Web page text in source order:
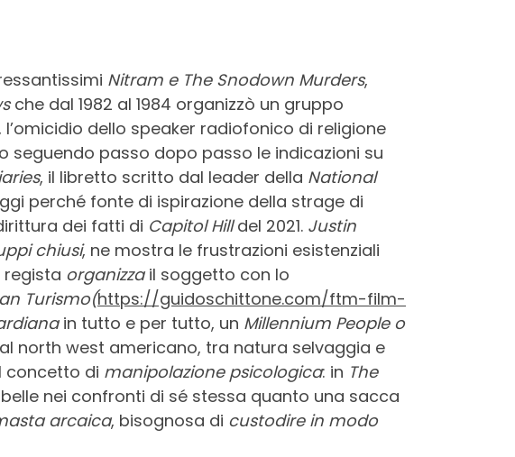
Nitram e The Snodown Murders,
che dal 1982 al 1984 organizzò un gruppo
dello speaker radiofonico di religione
seguendo passo dopo passo le indicazioni su
, il libretto scritto dal leader della National
perché fonte di ispirazione della strage di
dei fatti di Capitol Hilldel 2021. Justin
chiusi, ne mostra le frustrazioni esistenziali
regista organizzail soggetto con lo
Turismo(https://guidoschittone.com/ftm-film-
in tutto e per tutto, un Millennium People o
north west americano, tra natura selvaggia e
concetto di manipolazione psicologica: in The
nei confronti di sé stessa quanto una sacca
arcaica, bisognosa di custodire in modo